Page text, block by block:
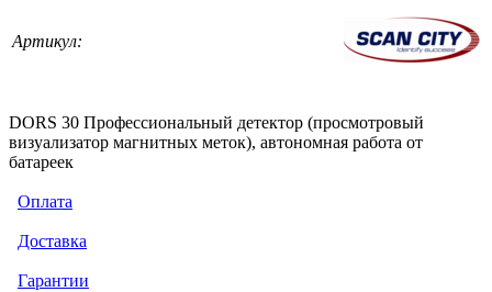
Артикул:
DORS 30 Профессиональный детектор (просмотровый
визуализатор магнитных меток), автономная работа от
батареек
Оплата
Доставка
Гарантии